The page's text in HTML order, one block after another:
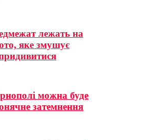
лежать на
яке змушує
можна буде
затемнення